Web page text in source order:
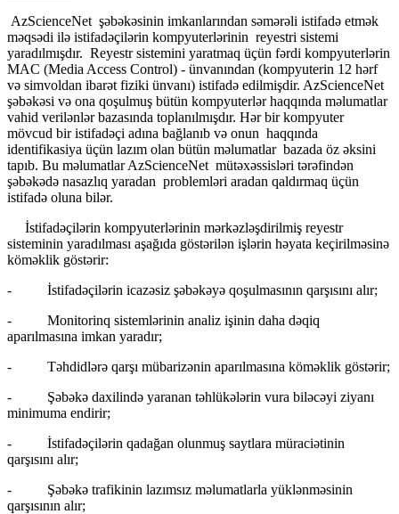
AzScienceNet şəbəkəsinin imkanlarından səmərəli istifadə etmək
məqsədi ilə istifadəçilərin kompyuterlərinin reyestri sistemi
yaradılmışdır. Reyestr sistemini yaratmaq üçün fərdi kompyuterlərin
MAC (Media Access Control) - ünvanından (kompyuterin 12 hərf
və simvoldan ibarət fiziki ünvanı) istifadə edilmişdir. AzScienceNet
şəbəkəsi və ona qoşulmuş bütün kompyuterlər haqqında məlumatlar
vahid verilənlər bazasında toplanılmışdır. Hər bir kompyuter
mövcud bir istifadəçi adına bağlanıb və onun haqqında
identifikasiya üçün lazım olan bütün məlumatlar bazada öz əksini
tapıb. Bu məlumatlar AzScienceNet mütəxəssisləri tərəfindən
şəbəkədə nasazlıq yaradan problemləri aradan qaldırmaq üçün
istifadə oluna bilər.
İstifadəçilərin kompyuterlərinin mərkəzləşdirilmiş reyestr
sisteminin yaradılması aşağıda göstərilən işlərin həyata keçirilməsinə
köməklik göstərir:
- İstifadəçilərin icazəsiz şəbəkəyə qoşulmasının qarşısını alır;
- Monitorinq sistemlərinin analiz işinin daha dəqiq
aparılmasına imkan yaradır;
- Təhdidlərə qarşı mübarizənin aparılmasına köməklik göstərir;
- Şəbəkə daxilində yaranan təhlükələrin vura biləcəyi ziyanı
minimuma endirir;
- İstifadəçilərin qadağan olunmuş saytlara müraciətinin
qarşısını alır;
- Şəbəkə trafikinin lazımsız məlumatlarla yüklənməsinin
qarşısının alır;